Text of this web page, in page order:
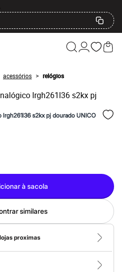
acessórios > relógios
s2kx pj dourado UNICO
à sacola
similares
proximas